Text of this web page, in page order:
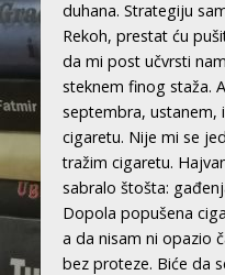
duhana. Strategiju
Rekoh, prestat ću
da mi post učvrsti
steknem finog staža.
septembra, ustanem,
cigaretu. Nije mi se
tražim cigaretu.
sabralo štošta:
Dopola popušena
a da nisam ni opazio
bez proteze. Biće da